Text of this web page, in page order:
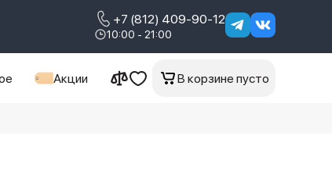
+7 (812) 409-90-12
10:00 - 21:00
Акции В корзине пусто